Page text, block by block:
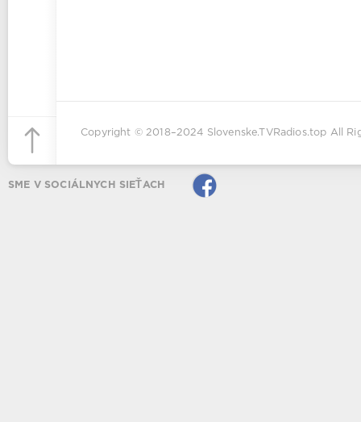
Copyright © 2018–2024 Slovenske.TVRadios.top All
SME V SOCIÁLNYCH SIEŤACH